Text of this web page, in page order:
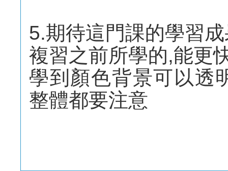
5.期待這門課的學習
複習之前所學的,能更
學到顏色背景可以透
整體都要注意